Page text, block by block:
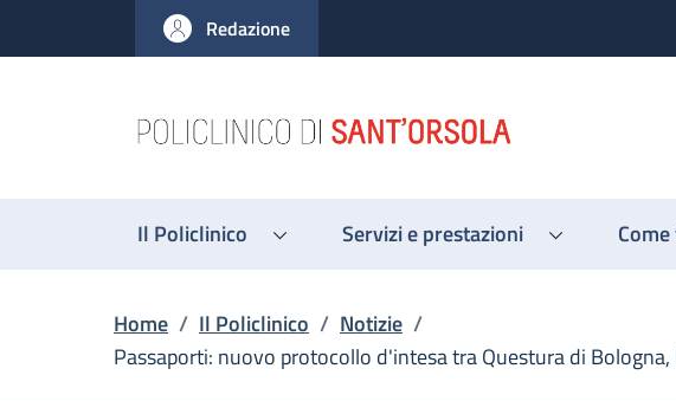
al contenuto principale
to footer content
Redazione
Il Policlinico Servizi e prestazioni
Briciole di pane
Home / Il Policlinico / Notizie /
Passaporti: nuovo protocollo d'intesa tra Questura di Bologna,